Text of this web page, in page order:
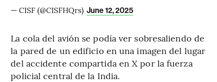
— CISF (@CISFHQrs) June 12, 2025
La cola del avión se podía ver sobresaliendo de
la pared de un edificio en una imagen del lugar
del accidente compartida en X por la fuerza
policial central de la India.